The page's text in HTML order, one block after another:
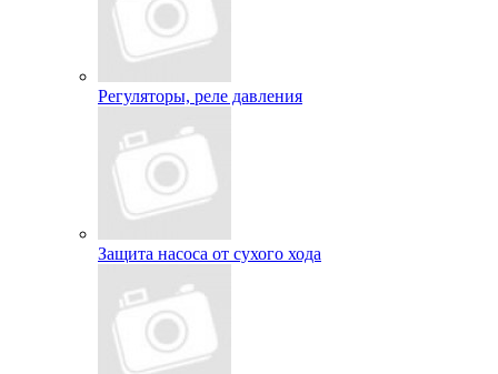
Регуляторы, реле давления
Защита насоса от сухого хода